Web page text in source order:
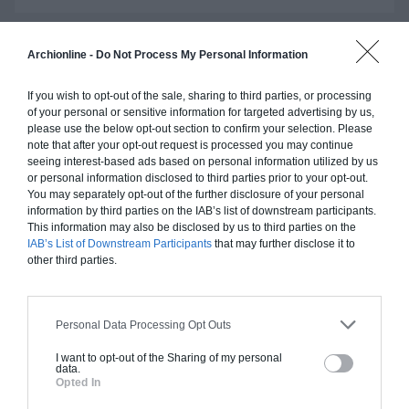
Archionline - Do Not Process My Personal Information
If you wish to opt-out of the sale, sharing to third parties, or processing
of your personal or sensitive information for targeted advertising by us,
please use the below opt-out section to confirm your selection. Please
note that after your opt-out request is processed you may continue
seeing interest-based ads based on personal information utilized by us
or personal information disclosed to third parties prior to your opt-out.
You may separately opt-out of the further disclosure of your personal
information by third parties on the IAB’s list of downstream participants.
This information may also be disclosed by us to third parties on the
IAB’s List of Downstream Participants that may further disclose it to
other third parties.
Personal Data Processing Opt Outs
I want to opt-out of the Sharing of my personal
data.
Opted In
Chiffrage estimatif pour : Fondations et normes
standards. Construction en ossature bois isolé.
Finitions haut de gamme. Le prix "clé en main"
inclut le gros oeuvre et le second oeuvre (cuisine,
peinture, sols...), mais exclut piscine, jardin et
clôture.
À partir de
132 000€ TTC
Je la veux !